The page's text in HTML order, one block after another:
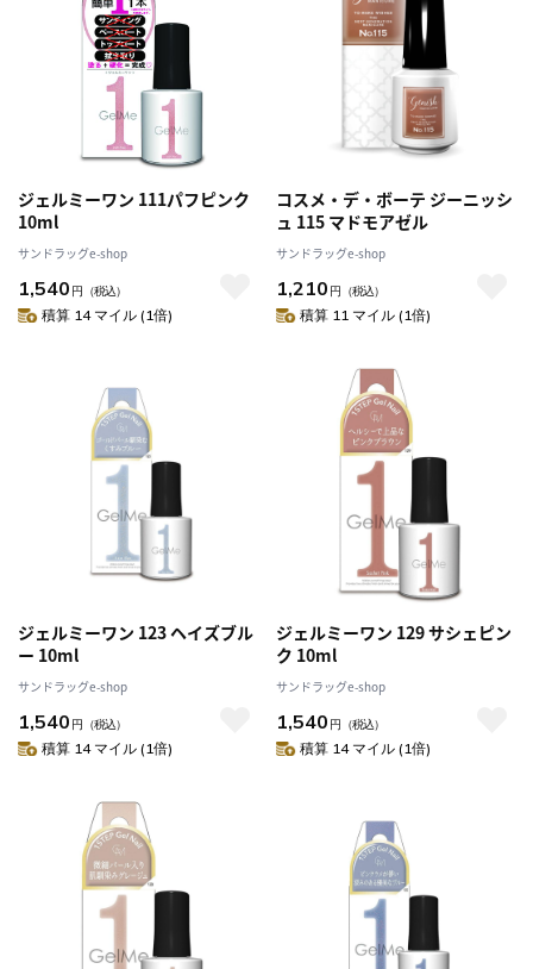
ジェルミーワン 111パフピンク
10ml
サンドラッグe-shop
1,540 円 （税込）
積算 14 マイル (1倍)
コスメ・デ・ボーテ ジーニッシ
ュ 115 マドモアゼル
サンドラッグe-shop
1,210 円 （税込）
積算 11 マイル (1倍)
ジェルミーワン 123 ヘイズブル
ー 10ml
サンドラッグe-shop
1,540 円 （税込）
積算 14 マイル (1倍)
ジェルミーワン 129 サシェピン
ク 10ml
サンドラッグe-shop
1,540 円 （税込）
積算 14 マイル (1倍)